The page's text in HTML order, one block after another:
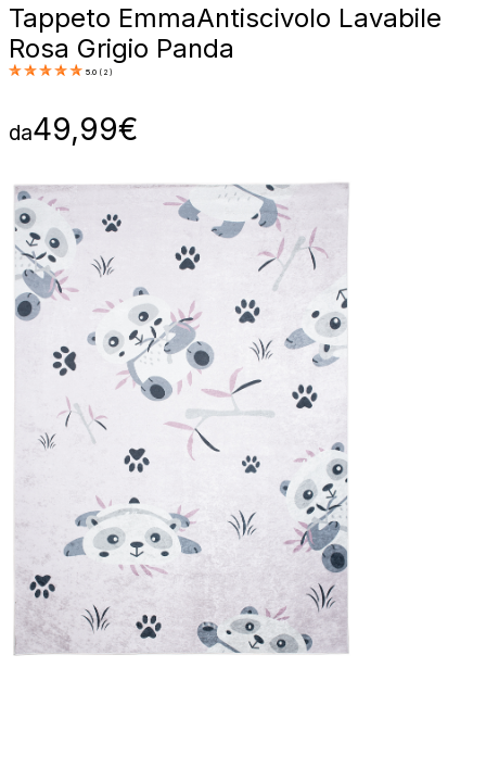
Tappeto EmmaAntiscivolo Lavabile
Rosa Grigio Panda
5.0 ( 2 )
da49,99€